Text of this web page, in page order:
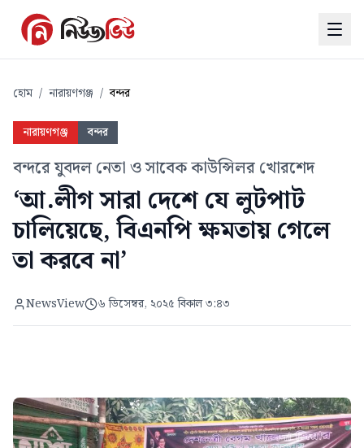
হোম / নারায়ণগঞ্জ / বন্দর
নারায়ণগঞ্জ বন্দর
বন্দরে যুবদল নেতা ও সাবেক কাউন্সিলর খোরশেদ
‘আ.লীগ সারা দেশে যে লুটপাট
চালিয়েছে, বিএনপি ক্ষমতায় গেলে
তা করবে না’
NewsView ৬ ডিসেম্বর, ২০২৫ বিকাল ৩:৪৩